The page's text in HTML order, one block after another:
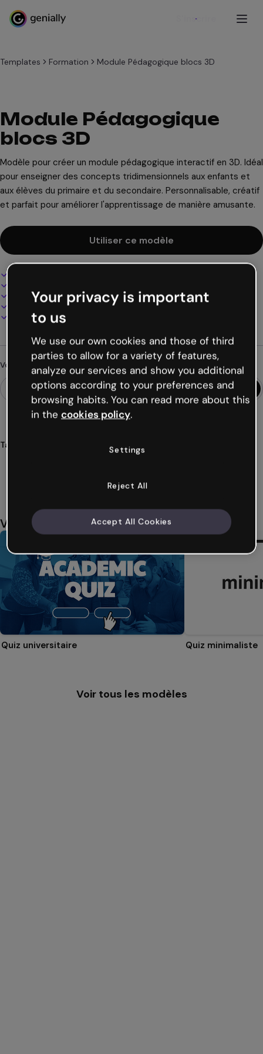
S'inscrire
Templates Formation Module Pédagogique blocs 3D
Module Pédagogique
blocs 3D
Modèle pour créer un module pédagogique interactif en 3D. Idéal
pour enseigner des concepts tridimensionnels aux enfants et
aux élèves du primaire et du secondaire. Personnalisable, créatif
et parfait pour améliorer l'apprentissage de manière amusante.
Utiliser ce modèle
Ajoutez audio, vidéo et multimédia
Présentez, partagez ou publiez en ligne
Téléchargez en PDF, MP4 et autres formats
Vous cherchez autre chose ?
Tags
Vous aimerez aussi
Quiz universitaire Quiz minimaliste
Voir tous les modèles
Your privacy is important
to us
We use our own cookies and those of third
parties to allow for a variety of features,
analyze our services and show you additional
options according to your preferences and
browsing habits. You can read more about this
in the cookies policy.
Settings
Reject All
Accept All Cookies